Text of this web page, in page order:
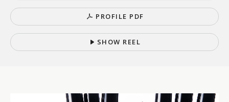
P ROFI LE P DF
SH OW REEL